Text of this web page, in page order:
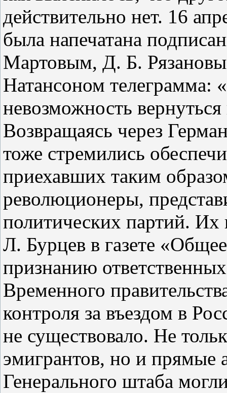
действительно нет. 16
была напечатана
Мартовым, Д. Б.
Натансоном телеграмма:
невозможность
Возвращаясь через
тоже стремились
приехавших таким
революционеры,
политических партий.
Л. Бурцев в газете
признанию
Временного
контроля за въездом в
не существовало. Не
эмигрантов, но и прямые
Генерального штаба